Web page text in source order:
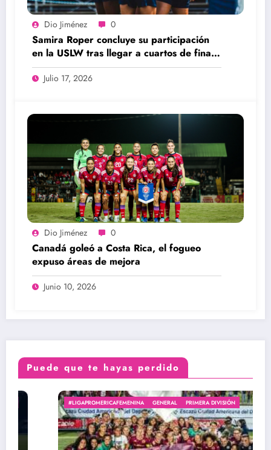
Dio Jiménez 0
Samira Roper concluye su participación
en la USLW tras llegar a cuartos de final
con el FC Miami City
Julio 17, 2026
Dio Jiménez 0
Canadá goleó a Costa Rica, el fogueo
expuso áreas de mejora
Junio 10, 2026
Puede que te hayas perdido
#LIGAPROMERICAFEMENINA GENERAL PRIMERA DIVISIÓN